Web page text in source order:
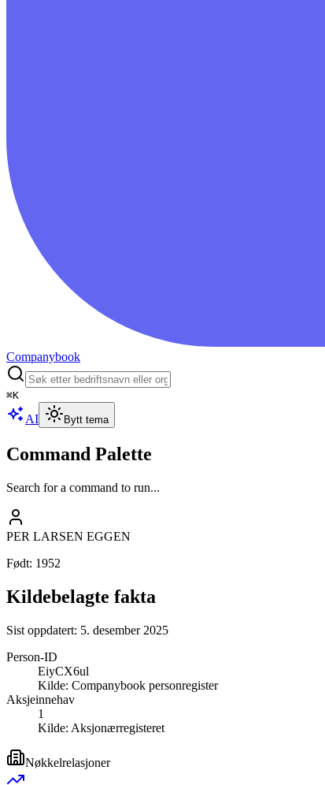
Companybook
⌘K
AI Bytt tema
Command Palette
Search for a command to run...
PER LARSEN EGGEN
Født: 1952
Kildebelagte fakta
Sist oppdatert: 5. desember 2025
Person-ID
EiyCX6ul
Kilde: Companybook personregister
Aksjeinnehav
1
Kilde: Aksjonærregisteret
Nøkkelrelasjoner